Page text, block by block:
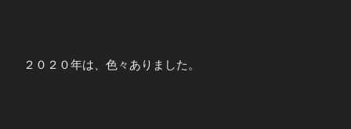
２０２０年は、色々ありました。